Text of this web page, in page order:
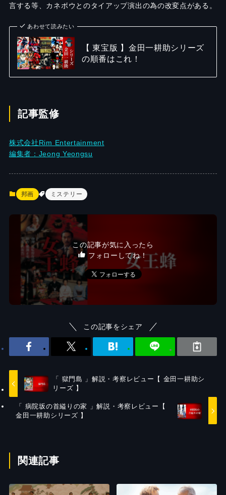
言する等、カネボウとのタイアップ演出の為の改変点がある。
あわせて読みたい
【 東宝版 】金田一耕助シリーズ
の順番はこれ！
記事監修
株式会社Rim Entertainment
編集者：Jeong Yeongsu
邦画 ミステリー
この記事が気に入ったら
フォローしてね！
この記事をシェア
「 獄門島 」解説・考察レビュー【 金田一耕助シ
リーズ 】
「 病院坂の首縊りの家 」解説・考察レビュー【
金田一耕助シリーズ 】
関連記事